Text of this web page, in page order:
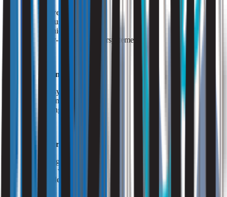
afvalverwerking,
papierindustrie,
riooltechniek,
koelwater- en proceswatersystemen.
Gebouwen en installaties
ventilatiesystemen,
luchtbehandelingskasten,
vernevelingssystemen.
Watergerelateerde processen
natte reiniging,
sproei- en wasprocessen,
procesbaden.